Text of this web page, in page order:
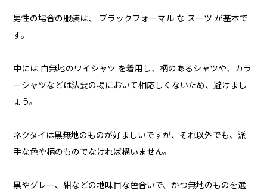
男性の場合の服装は、 ブラックフォーマル な スーツ が基本で
す。
中には 白無地のワイシャツ を着用し、柄のあるシャツや、カラ
ーシャツなどは法要の場において相応しくないため、避けまし
ょう。
ネクタイは黒無地のものが好ましいですが、それ以外でも、派
手な色や柄のものでなければ構いません。
黒やグレー、紺などの地味目な色合いで、かつ無地のものを選